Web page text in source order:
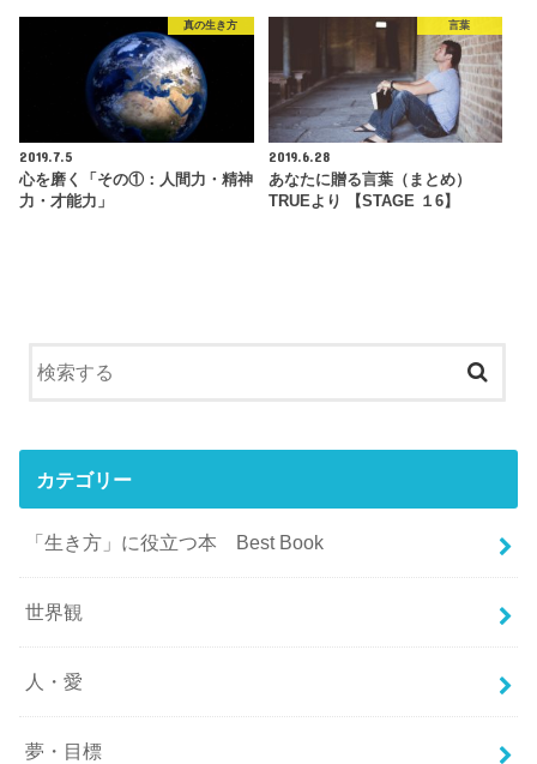
真の生き方
2019.7.5
心を磨く「その①：人間力・精神
力・才能力」
言葉
2019.6.28
あなたに贈る言葉（まとめ）
TRUEより 【STAGE １6】
カテゴリー
「生き方」に役立つ本 Best Book
世界観
人・愛
夢・目標